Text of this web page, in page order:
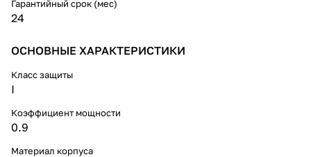
Гарантийный срок (мес)
24
ОСНОВНЫЕ ХАРАКТЕРИСТИКИ
Класс защиты
I
Коэффициент мощности
0.9
Материал корпуса